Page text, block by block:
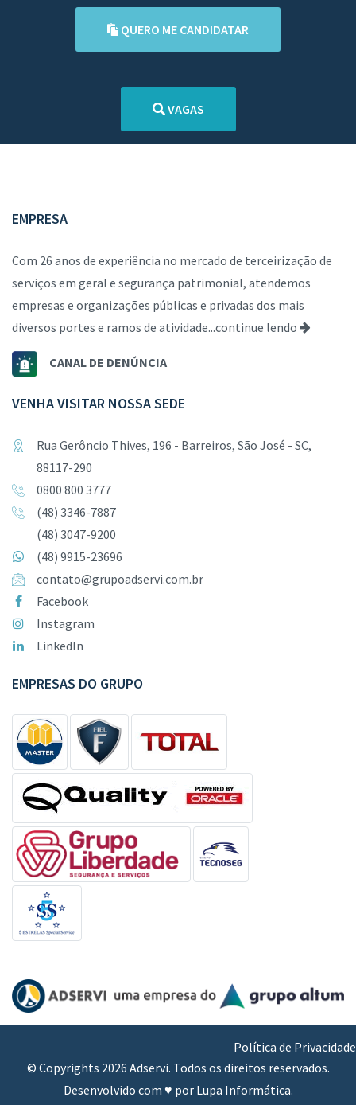
QUERO ME CANDIDATAR
VAGAS
EMPRESA
Com 26 anos de experiência no mercado de terceirização de
serviços em geral e segurança patrimonial, atendemos
empresas e organizações públicas e privadas dos mais
diversos portes e ramos de atividade...continue lendo
CANAL DE DENÚNCIA
VENHA VISITAR NOSSA SEDE
Rua Gerôncio Thives, 196 - Barreiros, São José - SC,
88117-290
0800 800 3777
(48) 3346-7887
(48) 3047-9200
(48) 9915-23696
contato@grupoadservi.com.br
Facebook
Instagram
LinkedIn
EMPRESAS DO GRUPO
Política de Privacidade
© Copyrights 2026 Adservi. Todos os direitos reservados.
Desenvolvido com ♥ por Lupa Informática.